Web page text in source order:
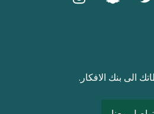
الى بنك الافكار.